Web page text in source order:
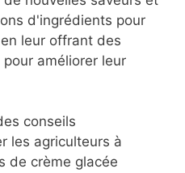
d'ingrédients pour
leur offrant des
améliorer leur
conseils
les agriculteurs à
de crème glacée